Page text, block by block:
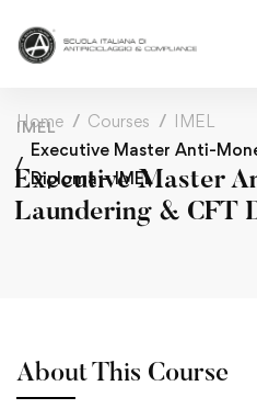
Home Courses
IMEL
Executive Master Anti-
Diploma – IMEL
IMEL
Executive Master
Laundering & CFT
About This Course